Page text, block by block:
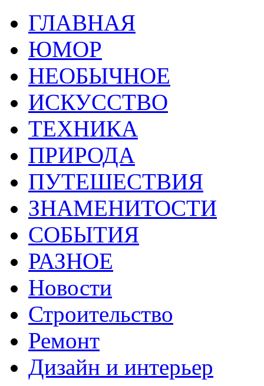
ГЛАВНАЯ
ЮМОР
НЕОБЫЧНОЕ
ИСКУССТВО
ТЕХНИКА
ПРИРОДА
ПУТЕШЕСТВИЯ
ЗНАМЕНИТОСТИ
СОБЫТИЯ
РАЗНОЕ
Новости
Строительство
Ремонт
Дизайн и интерьер